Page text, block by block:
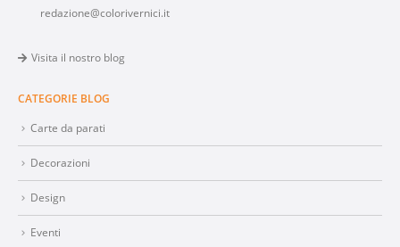
redazione@colorivernici.it
Visita il nostro blog
CATEGORIE BLOG
Carte da parati
Decorazioni
Design
Eventi